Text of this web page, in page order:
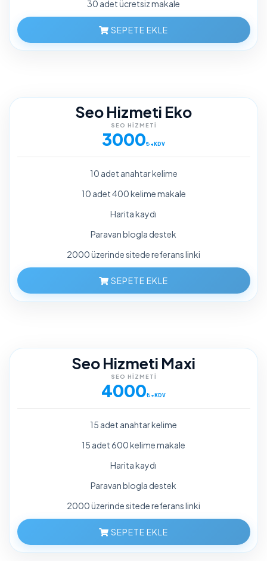
30 adet ücretsiz makale
SEPETE EKLE
Seo Hizmeti Eko
SEO HIZMETI
3000 +KDV
10 adet anahtar kelime
10 adet 400 kelime makale
Harita kaydı
Paravan blogla destek
2000 üzerinde sitede referans linki
SEPETE EKLE
Seo Hizmeti Maxi
SEO HIZMETI
4000 +KDV
15 adet anahtar kelime
15 adet 600 kelime makale
Harita kaydı
Paravan blogla destek
2000 üzerinde sitede referans linki
SEPETE EKLE